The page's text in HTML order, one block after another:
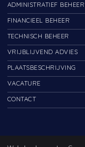
ADMINISTRATIEF BEHEER
FINANCIEEL BEHEER
TECHNISCH BEHEER
VRIJBLIJVEND ADVIES
PLAATSBESCHRIJVING
VACATURE
CONTACT